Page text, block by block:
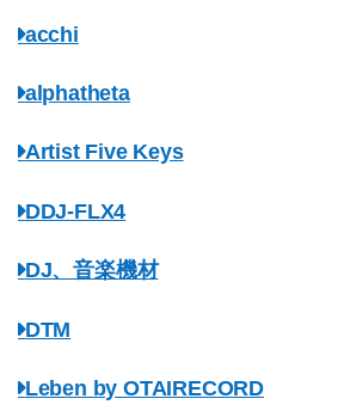
acchi
alphatheta
Artist Five Keys
DDJ-FLX4
DJ、音楽機材
DTM
Leben by OTAIRECORD